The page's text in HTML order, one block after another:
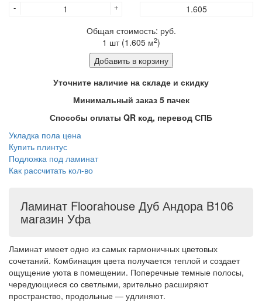
+
-
Общая стоимость: руб.
1 шт (1.605м2)
Добавить в корзину
Уточните наличие на складе и скидку
Минимальный заказ 5 пачек
Способы оплаты QR код, перевод СПБ
Укладка пола цена
Купить плинтус
Подложка под ламинат
Как рассчитать кол-во
Ламинат Floorahouse Дуб Андора B106
магазин Уфа
Ламинат имеет одно из самых гармоничных цветовых
сочетаний. Комбинация цвета получается теплой и создает
ощущение уюта в помещении. Поперечные темные полосы,
чередующиеся со светлыми, зрительно расширяют
пространство, продольные — удлиняют.